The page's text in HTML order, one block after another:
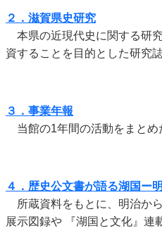
２．滋賀県史研究
本県の近現代史に関する研
資することを目的とした研究誌
３．事業年報
当館の1年間の活動をまとめ
４．歴史公文書が語る湖国ー
所蔵資料をもとに、明治か
展示図録や 『湖国と文化』連